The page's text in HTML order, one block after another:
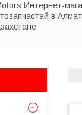
Интернет-
в